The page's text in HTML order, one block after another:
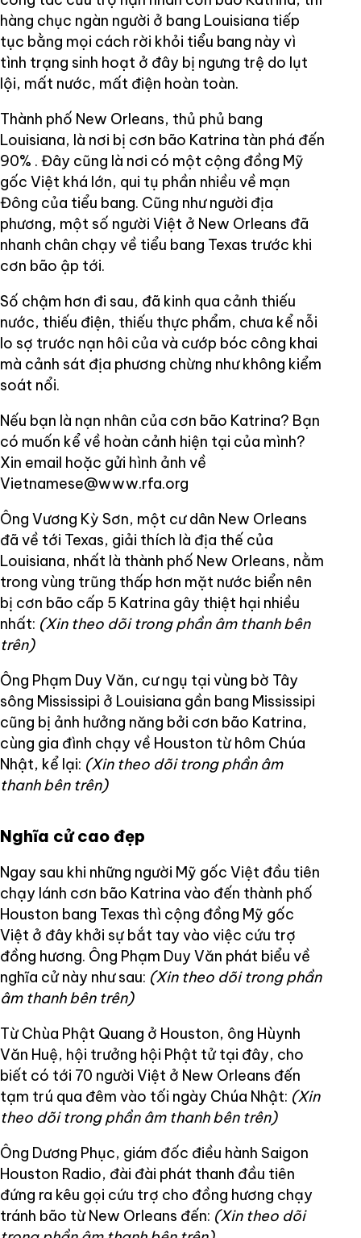
hàng chục ngàn người ở bang Louisiana tiếp
tục bằng mọi cách rời khỏi tiểu bang này vì
tình trạng sinh hoạt ở đây bị ngưng trệ do lụt
lội, mất nước, mất điện hoàn toàn.
Thành phố New Orleans, thủ phủ bang
Louisiana, là nơi bị cơn bão Katrina tàn phá đến
90% . Đây cũng là nơi có một cộng đồng Mỹ
gốc Việt khá lớn, qui tụ phần nhiều về mạn
Đông của tiểu bang. Cũng như người địa
phương, một số người Việt ở New Orleans đã
nhanh chân chạy về tiểu bang Texas trước khi
cơn bão ập tới.
Số chậm hơn đi sau, đã kinh qua cảnh thiếu
nước, thiếu điện, thiếu thực phẩm, chưa kể nỗi
lo sợ trước nạn hôi của và cướp bóc công khai
mà cảnh sát địa phương chừng như không kiểm
soát nổi.
Nếu bạn là nạn nhân của cơn bão Katrina? Bạn
có muốn kể về hoàn cảnh hiện tại của mình?
Xin email hoặc gửi hình ảnh về
Vietnamese@www.rfa.org
Ông Vương Kỳ Sơn, một cư dân New Orleans
đã về tới Texas, giải thích là địa thế của
Louisiana, nhất là thành phố New Orleans, nằm
trong vùng trũng thấp hơn mặt nước biển nên
bị cơn bão cấp 5 Katrina gây thiệt hại nhiều
nhất: (Xin theo dõi trong phần âm thanh bên
trên)
Ông Phạm Duy Văn, cư ngụ tại vùng bờ Tây
sông Mississipi ở Louisiana gần bang Mississipi
cũng bị ảnh hưởng năng bởi cơn bão Katrina,
cùng gia đình chạy về Houston từ hôm Chúa
Nhật, kể lại: (Xin theo dõi trong phần âm
thanh bên trên)
Nghĩa cử cao đẹp
Ngay sau khi những người Mỹ gốc Việt đầu tiên
chạy lánh cơn bão Katrina vào đến thành phố
Houston bang Texas thì cộng đồng Mỹ gốc
Việt ở đây khởi sự bắt tay vào việc cứu trợ
đồng hương. Ông Phạm Duy Văn phát biểu về
nghĩa cử này như sau: (Xin theo dõi trong phần
âm thanh bên trên)
Từ Chùa Phật Quang ở Houston, ông Hùynh
Văn Huệ, hội trưởng hội Phật tử tại đây, cho
biết có tới 70 người Việt ở New Orleans đến
tạm trú qua đêm vào tối ngày Chúa Nhật: (Xin
theo dõi trong phần âm thanh bên trên)
Ông Dương Phục, giám đốc điều hành Saigon
Houston Radio, đài đài phát thanh đầu tiên
đứng ra kêu gọi cứu trợ cho đồng hương chạy
tránh bão từ New Orleans đến: (Xin theo dõi